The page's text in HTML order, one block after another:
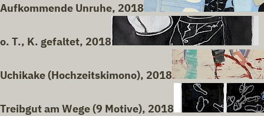
Aufkommende Unruhe, 2018
o. T., K. gefaltet, 2018
Uchikake (Hochzeitskimono), 2018
Treibgut am Wege (9 Motive), 2018